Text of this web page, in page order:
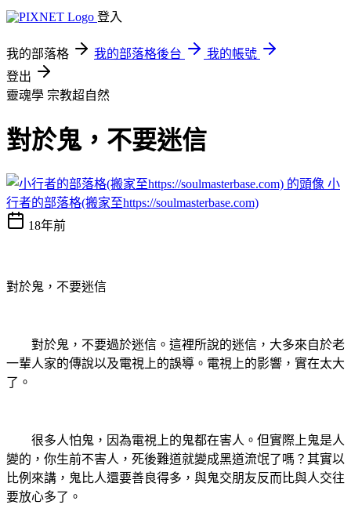
登入
我的部落格 我的部落格後台
我的帳號
登出
靈魂學 宗教超自然
對於鬼，不要迷信
小
行者的部落格(搬家至https://soulmasterbase.com)
18年前
對於鬼，不要迷信
對於鬼，不要過於迷信。這裡所說的迷信，大多來自於老
一輩人家的傳說以及電視上的誤導。電視上的影響，實在太大
了。
很多人怕鬼，因為電視上的鬼都在害人。但實際上鬼是人
變的，你生前不害人，死後難道就變成黑道流氓了嗎？其實以
比例來講，鬼比人還要善良得多，與鬼交朋友反而比與人交往
要放心多了。